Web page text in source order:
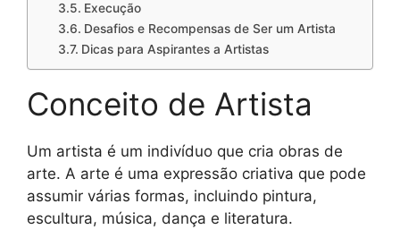
Execução
Desafios e Recompensas de Ser um Artista
Dicas para Aspirantes a Artistas
Conceito de Artista
Um artista é um indivíduo que cria obras de
arte. A arte é uma expressão criativa que pode
assumir várias formas, incluindo pintura,
escultura, música, dança e literatura.